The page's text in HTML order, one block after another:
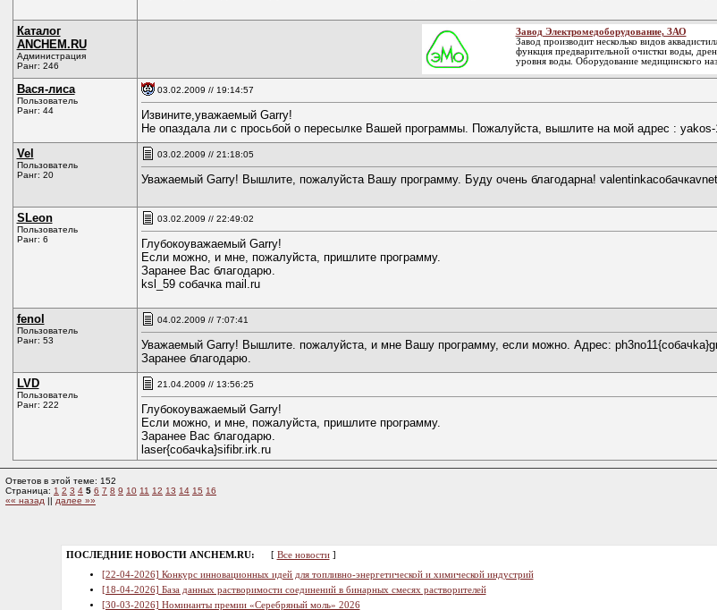
Каталог
ANCHEM.RU
Администрация
Ранг: 246
Завод Электромедоборудование, ЗАО
Завод производит несколько видов
функция предварительной очистки воды,
уровня воды. Оборудование медицинского
Вася-лиса
Пользователь
Ранг: 44
03.02.2009 // 19:14:57
Извините,уважаемый Garry!
Не опаздала ли с просьбой о пересылке Вашей программы. Пожалуйста, вышлите на мой адрес : yakos-
Vel
Пользователь
Ранг: 20
03.02.2009 // 21:18:05
Уважаемый Garry! Вышлите, пожалуйста Вашу программу. Буду очень благодарна!
SLeon
Пользователь
Ранг: 6
03.02.2009 // 22:49:02
Глубокоуважаемый Garry!
Если можно, и мне, пожалуйста, пришлите программу.
Заранее Вас благодарю.
ksl_59 собачка mail.ru
fenol
Пользователь
Ранг: 53
04.02.2009 // 7:07:41
Уважаемый Garry! Вышлите. пожалуйста, и мне Вашу программу, если можно. Адрес:
Заранее благодарю.
LVD
Пользователь
Ранг: 222
21.04.2009 // 13:56:25
Глубокоуважаемый Garry!
Если можно, и мне, пожалуйста, пришлите программу.
Заранее Вас благодарю.
laser{coбaчkа}sifibr.irk.ru
Ответов в этой теме: 152
Страница: 1 2 3 4 5 6 7 8 9 10 11 12 13 14 15 16
«« назад || далее »»
ПОСЛЕДНИЕ НОВОСТИ ANCHEM.RU: [ Все новости]
[22-04-2026] Конкурс инновационных идей для топливно-энергетической и химической индустрий
[18-04-2026] База данных растворимости соединений в бинарных смесях растворителей
[30-03-2026] Номинанты премии «Серебряный моль» 2026